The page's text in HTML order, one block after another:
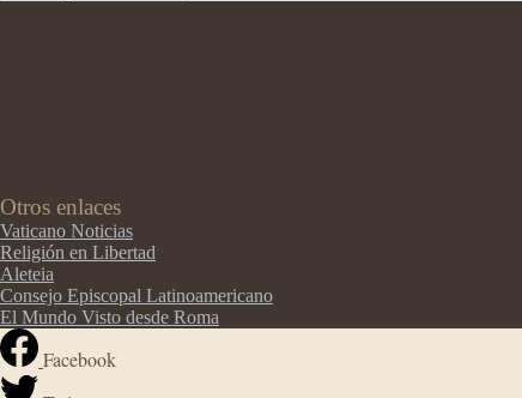
Otros enlaces
Vaticano Noticias
Religión en Libertad
Aleteia
Consejo Episcopal Latinoamericano
El Mundo Visto desde Roma
Facebook